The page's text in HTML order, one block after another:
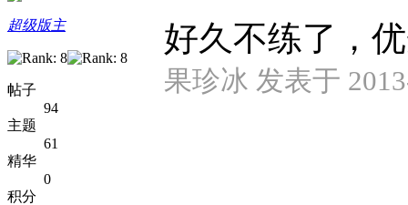
超级版主
帖子
94
主题
61
精华
0
积分
好久不练了，
果珍冰 发表于